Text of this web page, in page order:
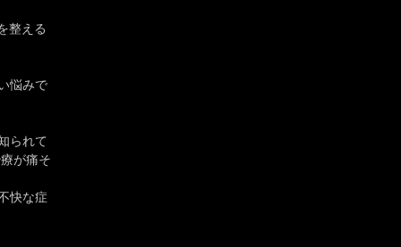
整える
悩みで
られて
が痛そ
快な症